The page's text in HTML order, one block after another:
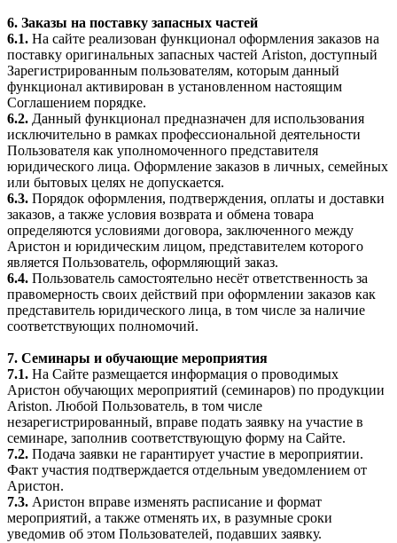
6. Заказы на поставку запасных частей
6.1. На сайте реализован функционал оформления заказов на
поставку оригинальных запасных частей Ariston, доступный
Зарегистрированным пользователям, которым данный
функционал активирован в установленном настоящим
Соглашением порядке.
6.2. Данный функционал предназначен для использования
исключительно в рамках профессиональной деятельности
Пользователя как уполномоченного представителя
юридического лица. Оформление заказов в личных, семейных
или бытовых целях не допускается.
6.3. Порядок оформления, подтверждения, оплаты и доставки
заказов, а также условия возврата и обмена товара
определяются условиями договора, заключенного между
Аристон и юридическим лицом, представителем которого
является Пользователь, оформляющий заказ.
6.4. Пользователь самостоятельно несёт ответственность за
правомерность своих действий при оформлении заказов как
представитель юридического лица, в том числе за наличие
соответствующих полномочий.
7. Семинары и обучающие мероприятия
7.1. На Сайте размещается информация о проводимых
Аристон обучающих мероприятий (семинаров) по продукции
Ariston. Любой Пользователь, в том числе
незарегистрированный, вправе подать заявку на участие в
семинаре, заполнив соответствующую форму на Сайте.
7.2. Подача заявки не гарантирует участие в мероприятии.
Факт участия подтверждается отдельным уведомлением от
Аристон.
7.3. Аристон вправе изменять расписание и формат
мероприятий, а также отменять их, в разумные сроки
уведомив об этом Пользователей, подавших заявку.